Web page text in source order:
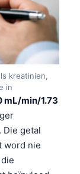
kreatinien,
in
mL/min/1.73
Die getal
word nie